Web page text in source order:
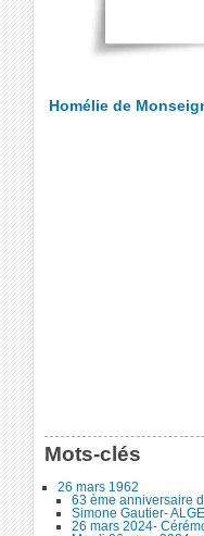
Homélie de
Mots-clés
26 mars 1962
63 ème anniversaire
Simone Gautier-
26 mars 2024-